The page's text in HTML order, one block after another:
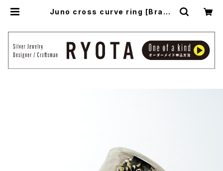
Juno cross curve ring [Brass